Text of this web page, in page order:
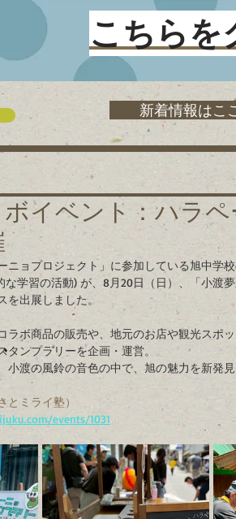
こちらを
新着情報はこ
イベント：ハラ
ニョプロジェクト」に参加している旭中学
な学習の活動) が、8月20日（日）、「小渡
を出展しました。
ラボ商品の販売や、地元のお店や観光スポ
ンプラリーを企画・運営。
小渡の風鈴の音色の中で、旭の魅力を新発
とミライ塾）
events/1031